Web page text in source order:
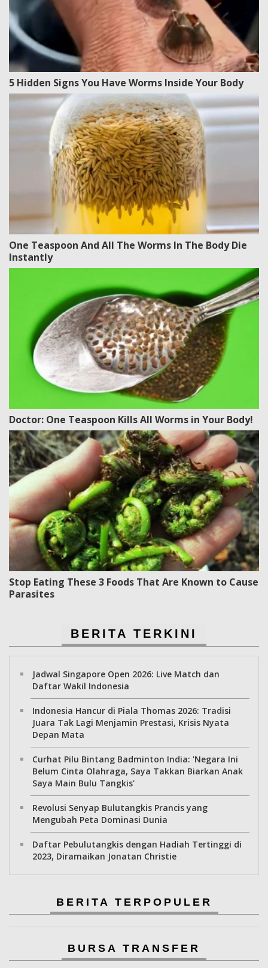
5 Hidden Signs You Have Worms Inside Your Body
One Teaspoon And All The Worms In The Body Die
Instantly
Doctor: One Teaspoon Kills All Worms in Your Body!
Stop Eating These 3 Foods That Are Known to Cause
Parasites
BERITA TERKINI
Jadwal Singapore Open 2026: Live Match dan
Daftar Wakil Indonesia
Indonesia Hancur di Piala Thomas 2026: Tradisi
Juara Tak Lagi Menjamin Prestasi, Krisis Nyata
Depan Mata
Curhat Pilu Bintang Badminton India: 'Negara Ini
Belum Cinta Olahraga, Saya Takkan Biarkan Anak
Saya Main Bulu Tangkis'
Revolusi Senyap Bulutangkis Prancis yang
Mengubah Peta Dominasi Dunia
Daftar Pebulutangkis dengan Hadiah Tertinggi di
2023, Diramaikan Jonatan Christie
BERITA TERPOPULER
BURSA TRANSFER